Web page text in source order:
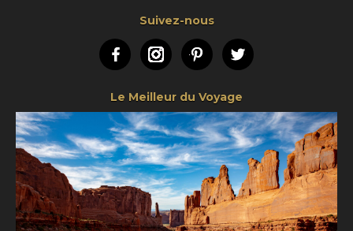
Suivez-nous
FacebookInstagramPinterestTwitter
Le Meilleur du Voyage